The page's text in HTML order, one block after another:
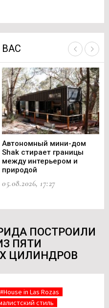
Автономный мини-дом
Shak стирает границы
между интерьером и
природой
05.08.2026, 17:27
ПОСТРОИЛИ
ПЯТИ
ЦИЛИНДРОВ
#House in Las Rozas
стиль